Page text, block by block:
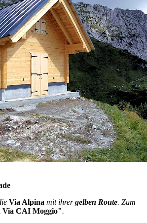
Via Alpina mit ihrergelben Route. Zum
CAI Moggio".